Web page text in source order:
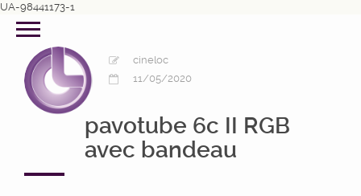
UA-98441173-1
cineloc
11/05/2020
pavotube 6c II RGB
avec bandeau